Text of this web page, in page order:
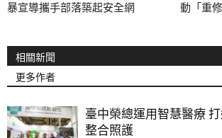
暴宣導攜手部落築起安全網
動「重
相關新聞
更多作者
臺中榮總運用智慧醫療
整合照護